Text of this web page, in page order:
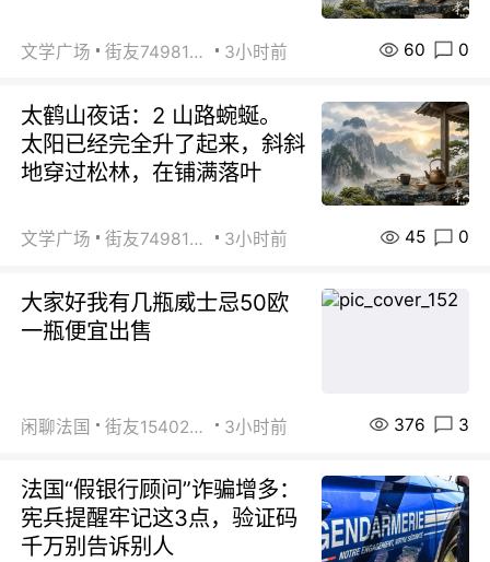
文学广场 街友74981146 3小时前 60 0
太鹤山夜话：2 山路蜿蜒。
太阳已经完全升了起来，斜斜
地穿过松林，在铺满落叶
文学广场 街友74981146 3小时前 45 0
大家好我有几瓶威士忌50欧
一瓶便宜出售
闲聊法国 街友15402223 3小时前 376 3
法国“假银行顾问”诈骗增多：
宪兵提醒牢记这3点，验证码
千万别告诉别人